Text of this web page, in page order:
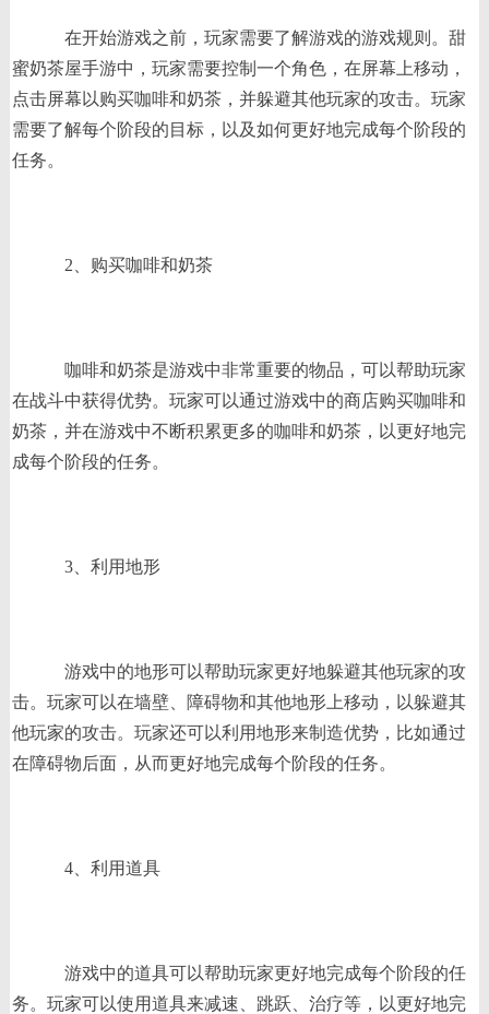
在开始游戏之前，玩家需要了解游戏的游戏规则。甜
蜜奶茶屋手游中，玩家需要控制一个角色，在屏幕上移动，
点击屏幕以购买咖啡和奶茶，并躲避其他玩家的攻击。玩家
需要了解每个阶段的目标，以及如何更好地完成每个阶段的
任务。
2、购买咖啡和奶茶
咖啡和奶茶是游戏中非常重要的物品，可以帮助玩家
在战斗中获得优势。玩家可以通过游戏中的商店购买咖啡和
奶茶，并在游戏中不断积累更多的咖啡和奶茶，以更好地完
成每个阶段的任务。
3、利用地形
游戏中的地形可以帮助玩家更好地躲避其他玩家的攻
击。玩家可以在墙壁、障碍物和其他地形上移动，以躲避其
他玩家的攻击。玩家还可以利用地形来制造优势，比如通过
在障碍物后面，从而更好地完成每个阶段的任务。
4、利用道具
游戏中的道具可以帮助玩家更好地完成每个阶段的任
务。玩家可以使用道具来减速、跳跃、治疗等，以更好地完